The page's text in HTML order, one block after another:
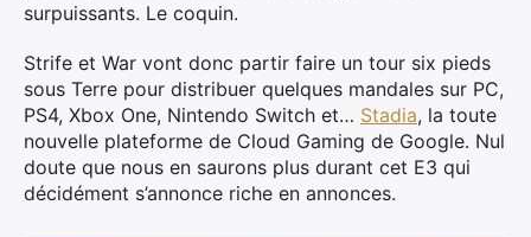
surpuissants. Le coquin.
Strife et War vont donc partir faire un tour six pieds
sous Terre pour distribuer quelques mandales sur PC,
PS4, Xbox One, Nintendo Switch et… Stadia, la toute
nouvelle plateforme de Cloud Gaming de Google. Nul
doute que nous en saurons plus durant cet E3 qui
décidément s’annonce riche en annonces.